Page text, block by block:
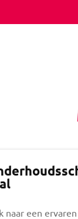
naar een ervaren